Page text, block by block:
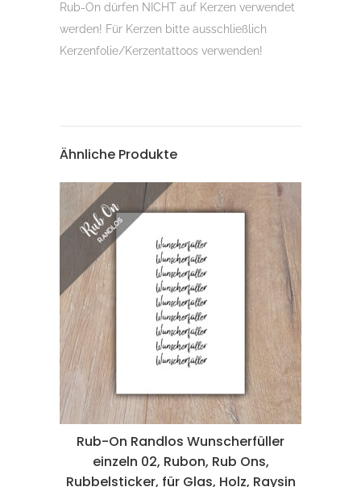
Rub-On dürfen NICHT auf Kerzen verwendet
werden! Für Kerzen bitte ausschließlich
Kerzenfolie/Kerzentattoos verwenden!
Ähnliche Produkte
Rub-On Randlos Wunscherfüller
einzeln 02, Rubon, Rub Ons,
Rubbelsticker, für Glas, Holz, Raysin